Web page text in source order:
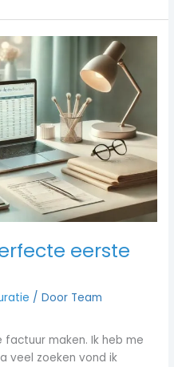
eerste
/ Door Team
maken. Ik heb me
veel zoeken vond ik